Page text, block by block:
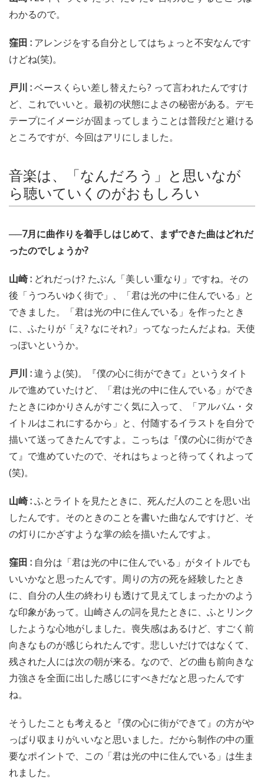
わかるので。
窪田 : アレンジをする自分としてはちょっと不安なんです
けどね(笑)。
戸川 :ベースくらい差し替えたら? って言われたんですけ
ど、これでいいと。最初の状態によさの秘密がある。デモ
テープにイメージが固まってしまうことは普段だと避ける
ところですが、今回はアリにしました。
音楽は、「なんだろう」と思いなが
ら聴いていくのがおもしろい
──7月に曲作りを着手しはじめて、まずできた曲はどれだ
ったのでしょうか?
山崎 : どれだっけ? たぶん「美しい重なり」ですね。その
後「うつろいゆく街で」、「君は光の中に住んでいる」と
できました。「君は光の中に住んでいる」を作ったとき
に、ふたりが「え? なにそれ?」ってなったんだよね。天使
っぽいというか。
戸川 :違うよ(笑)。『僕の心に街ができて』というタイト
ルで進めていたけど、「君は光の中に住んでいる」ができ
たときにゆかりさんがすごく気に入って、「アルバム・タ
イトルはこれにするから」と、付随するイラストを自分で
描いて送ってきたんですよ。こっちは『僕の心に街ができ
て』で進めていたので、それはちょっと待ってくれよって
(笑)。
山崎 :ふとライトを見たときに、死んだ人のことを思い出
したんです。そのときのことを書いた曲なんですけど、そ
の灯りにかざすような掌の絵を描いたんですよ。
窪田 : 自分は「君は光の中に住んでいる」がタイトルでも
いいかなと思ったんです。周りの方の死を経験したとき
に、自分の人生の終わりも透けて見えてしまったかのよう
な印象があって。山崎さんの詞を見たときに、ふとリンク
したような心地がしました。喪失感はあるけど、すごく前
向きなものが感じられたんです。悲しいだけではなくて、
残された人には次の朝が来る。なので、どの曲も前向きな
力強さを全面に出した感じにすべきだなと思ったんです
ね。
そうしたことも考えると『僕の心に街ができて』の方がや
っぱり収まりがいいなと思いました。だから制作の中の重
要なポイントで、この「君は光の中に住んでいる」は生ま
れました。